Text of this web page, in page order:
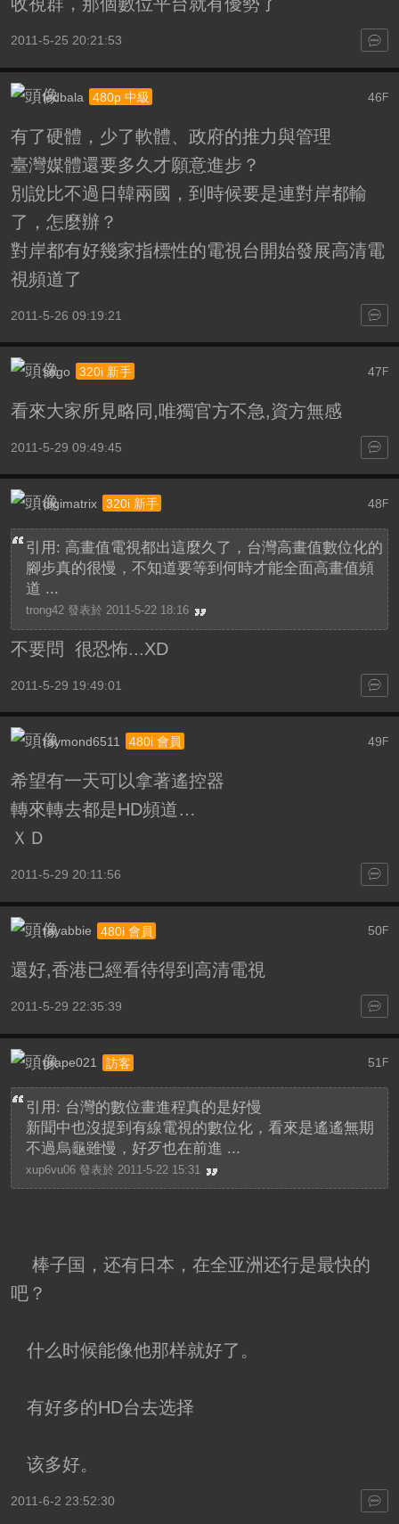
收視群，那個數位平台就有優勢了
2011-5-25 20:21:53
46F
ledbala 480p 中級
有了硬體，少了軟體、政府的推力與管理
臺灣媒體還要多久才願意進步？
別說比不過日韓兩國，到時候要是連對岸都輸
了，怎麼辦？
對岸都有好幾家指標性的電視台開始發展高清電
視頻道了
2011-5-26 09:19:21
47 F
sogo 320i 新手
看來大家所見略同,唯獨官方不急,資方無感
2011-5-29 09:49:45
48 F
digimatrix 320i 新手
引用: 高畫值電視都出這麼久了，台灣高畫值數位化的
腳步真的很慢，不知道要等到何時才能全面高畫值頻
道 ...
trong42 發表於 2011-5-22 18:16
不要問 很恐怖...XD
2011-5-29 19:49:01
49 F
raymond6511 480i 會員
希望有一天可以拿著遙控器
轉來轉去都是HD頻道…
ＸＤ
2011-5-29 20:11:56
50F
rayabbie 480i 會員
還好,香港已經看待得到高清電視
2011-5-29 22:35:39
51 F
grape021 訪客
引用: 台灣的數位畫進程真的是好慢
新聞中也沒提到有線電視的數位化，看來是遙遙無期
不過烏龜雖慢，好歹也在前進 ...
xup6vu06 發表於 2011-5-22 15:31
棒子国，还有日本，在全亚洲还行是最快的
吧？
什么时候能像他那样就好了。
有好多的HD台去选择
该多好。
2011-6-2 23:52:30